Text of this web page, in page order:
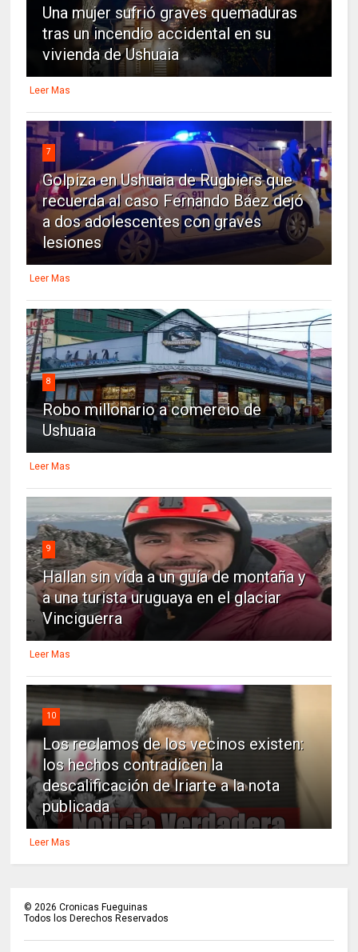
Una mujer sufrió graves quemaduras
tras un incendio accidental en su
vivienda de Ushuaia
Leer Mas
7
Golpiza en Ushuaia de Rugbiers que
recuerda al caso Fernando Báez dejó
a dos adolescentes con graves
lesiones
Leer Mas
8
Robo millonario a comercio de
Ushuaia
Leer Mas
9
Hallan sin vida a un guía de montaña y
a una turista uruguaya en el glaciar
Vinciguerra
Leer Mas
10
Los reclamos de los vecinos existen:
los hechos contradicen la
descalificación de Iriarte a la nota
publicada
Leer Mas
©2026 Cronicas Fueguinas
Todos los Derechos Reservados